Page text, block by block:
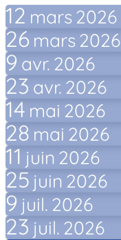
12 mars 2026
26 mars2026
9 avr. 2026
23 avr. 2026
14 mai 2026
28 mai 2026
11 juin 2026
25 juin 2026
9 juil. 2026
23 juil. 2026